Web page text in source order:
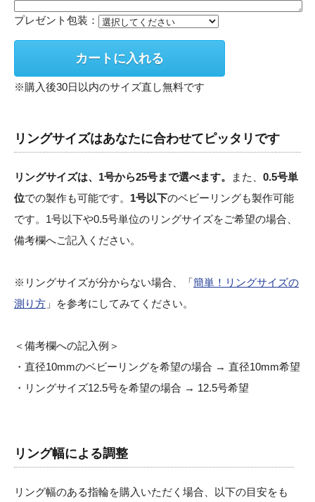
プレゼント包装：
※購入後30日以内のサイズ直し無料です
リングサイズはあなたに合わせてピッタリです
リングサイズは、1号から25号まで選べます。 また、 0.5号単
位での製作も可能です。 1号以下のベビーリングも製作可能
です。1号以下や0.5号単位のリングサイズをご希望の場合、
備考欄へご記入ください。
※リングサイズが分からない場合、「簡単！リングサイズの
測り方 」を参考にしてみてください。
＜備考欄への記入例＞
・直径10mmのベビーリングを希望の場合 → 直径10mm希望
・リングサイズ12.5号を希望の場合 → 12.5号希望
リング幅による調整
リング幅のある指輪を購入いただく場合、以下の目安をも